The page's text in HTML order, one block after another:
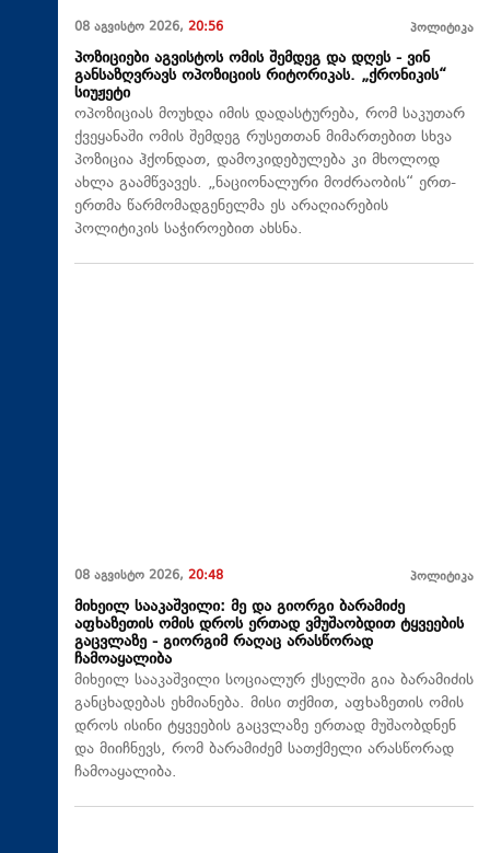
08 აგვისტო 2026, 20:56 პოლიტიკა
პოზიციები აგვისტოს ომის შემდეგ და დღეს - ვინ
განსაზღვრავს ოპოზიციის რიტორიკას. „ქრონიკის“
სიუჟეტი
ოპოზიციას მოუხდა იმის დადასტურება, რომ საკუთარ
ქვეყანაში ომის შემდეგ რუსეთთან მიმართებით სხვა
პოზიცია ჰქონდათ, დამოკიდებულება კი მხოლოდ
ახლა გაამწვავეს. „ნაციონალური მოძრაობის“ ერთ-
ერთმა წარმომადგენელმა ეს არაღიარების
პოლიტიკის საჭიროებით ახსნა.
08 აგვისტო 2026, 20:48 პოლიტიკა
მიხეილ სააკაშვილი: მე და გიორგი ბარამიძე
აფხაზეთის ომის დროს ერთად ვმუშაობდით ტყვეების
გაცვლაზე - გიორგიმ რაღაც არასწორად
ჩამოაყალიბა
მიხეილ სააკაშვილი სოციალურ ქსელში გია ბარამიძის
განცხადებას ეხმიანება. მისი თქმით, აფხაზეთის ომის
დროს ისინი ტყვეების გაცვლაზე ერთად მუშაობდნენ
და მიიჩნევს, რომ ბარამიძემ სათქმელი არასწორად
ჩამოაყალიბა.